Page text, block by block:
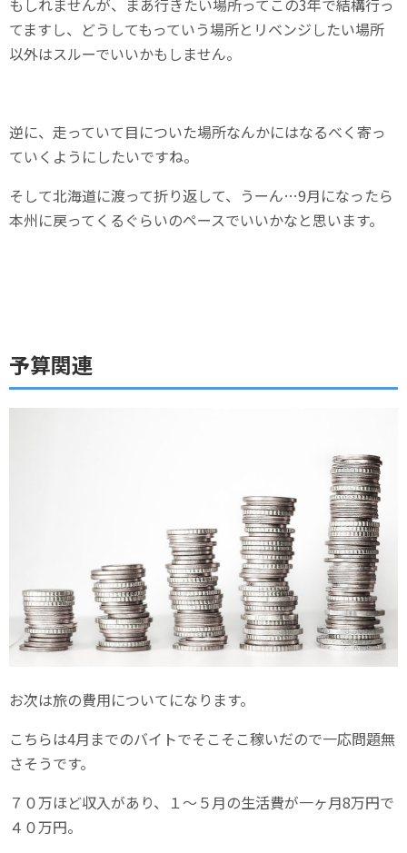
てますし、どうしてもっていう場所とリベンジしたい場所
以外はスルーでいいかもしません。
逆に、走っていて目についた場所なんかにはなるべく寄っ
ていくようにしたいですね。
そして北海道に渡って折り返して、うーん…9月になったら
本州に戻ってくるぐらいのペースでいいかなと思います。
予算関連
お次は旅の費用についてになります。
こちらは4月までのバイトでそこそこ稼いだので一応問題無
さそうです。
７０万ほど収入があり、１～５月の生活費が一ヶ月8万円で
４０万円。